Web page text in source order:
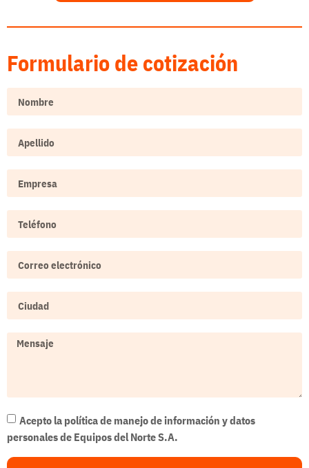
Formulario de cotización
Acepto la política de manejo de información y datos
personales de Equipos del Norte S.A.